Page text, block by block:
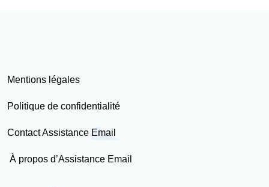
Mentions légales
Politique de confidentialité
Contact Assistance Email
À propos d’Assistance Email